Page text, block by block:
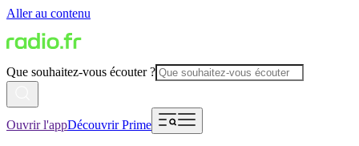
Aller au contenu
Que souhaitez-vous écouter ?
Ouvrir l'appDécouvrir Prime